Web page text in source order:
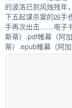
的波洛已到风烛残年
下五起谋杀案的凶手
手再次出击……电子
斯蒂）.pdf帷幕（阿
蒂）.epub帷幕（阿